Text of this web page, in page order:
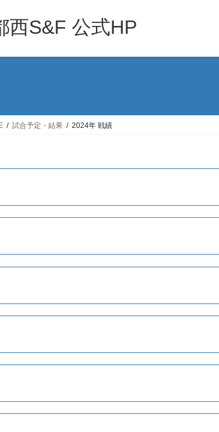
西S&F 公式HP
試合予定・結果 2024年 戦績